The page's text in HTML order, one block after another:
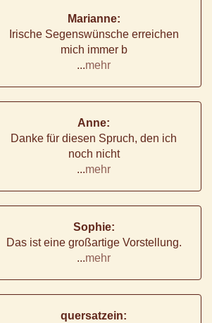
Marianne:
Irische Segenswünsche erreichen
mich immer b
...mehr
Anne:
Danke für diesen Spruch, den ich
noch nicht
...mehr
Sophie:
Das ist eine großartige Vorstellung.
...mehr
quersatzein: